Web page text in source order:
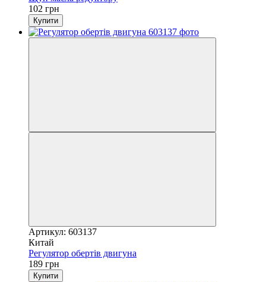
102 грн
Купити
Артикул: 603137
Китай
Регулятор обертів двигуна
189 грн
Купити